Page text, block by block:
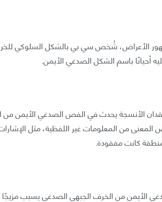
الأعراض، شُخص سي بي بالشكل السلوكي
أحيانًا باسم الشكل الصدغي الأيمن.
الأنسجة يحدث في الفص الصدغي الأيمن من
من المعلومات غير اللفظية، مثل
كانت مفقودة.
الأيمن من الخرف الجبهي الصدغي يسبب